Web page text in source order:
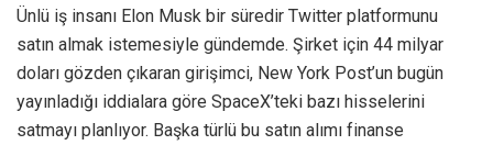
Ünlü iş insanı Elon Musk bir süredir Twitter platformunu
satın almak istemesiyle gündemde. Şirket için 44 milyar
doları gözden çıkaran girişimci, New York Post’un bugün
yayınladığı iddialara göre SpaceX’teki bazı hisselerini
satmayı planlıyor. Başka türlü bu satın alımı finanse